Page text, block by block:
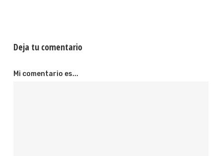
Deja tu comentario
Mi comentario es...